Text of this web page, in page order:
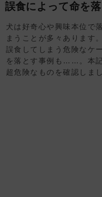
誤食によって命を
犬は好奇心や興味本位で
まうことが多々あります
誤食してしまう危険なケ
を落とす事例も……。本
超危険なものを確認しま